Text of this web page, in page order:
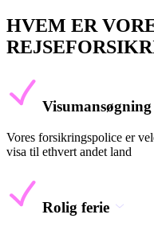
HVEM ER
Visumansøgning
Vores forsikringspolice er
visa til ethvert andet land
Rolig ferie